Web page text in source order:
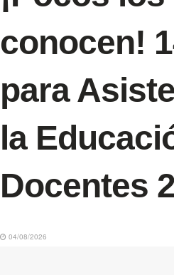
conocen!
para
la
Docentes
04/08/2026